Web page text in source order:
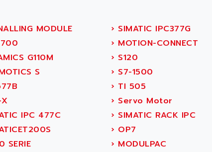
MODULE › SIMATIC IPC377G
› MOTION-CONNECT
G110M › S120
S › S7-1500
› TI 505
› Servo Motor
IPC 477C › SIMATIC RACK IPC
› OP7
SERIE › MODULPAC